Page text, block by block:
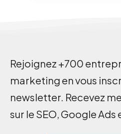
Rejoignez +700
marketing en vous
newsletter. Recevez
sur le SEO, Google Ads